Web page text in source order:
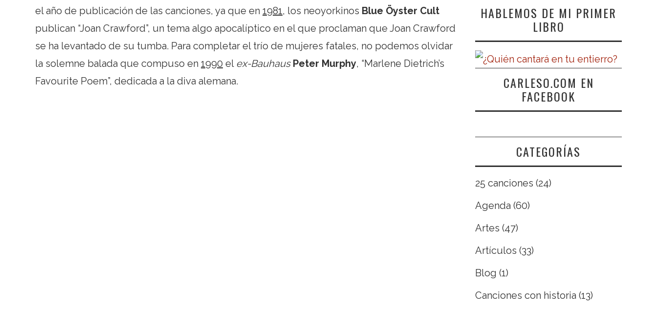
el año de publicación de las canciones, ya que en 1981, los neoyorkinos Blue Öyster Cult
publican “Joan Crawford”, un tema algo apocalíptico en el que proclaman que Joan Crawford
se ha levantado de su tumba. Para completar el trío de mujeres fatales, no podemos olvidar
la solemne balada que compuso en 1990 el ex-Bauhaus Peter Murphy, “Marlene Dietrich’s
Favourite Poem”, dedicada a la diva alemana.
HABLEMOS DE MI PRIMER
LIBRO
CARLESO.COM EN
FACEBOOK
CATEGORÍAS
25 canciones (24)
Agenda (60)
Artes (47)
Artículos (33)
Blog (1)
Canciones con historia (13)